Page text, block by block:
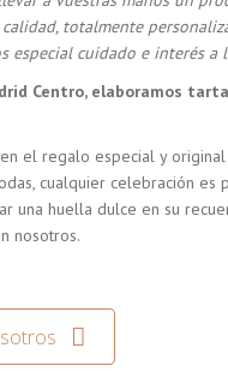
totalmente
especial cuidado e interés a
Centro, elaboramos
el regalo especial y
cualquier celebración es
una huella dulce en su
nosotros.